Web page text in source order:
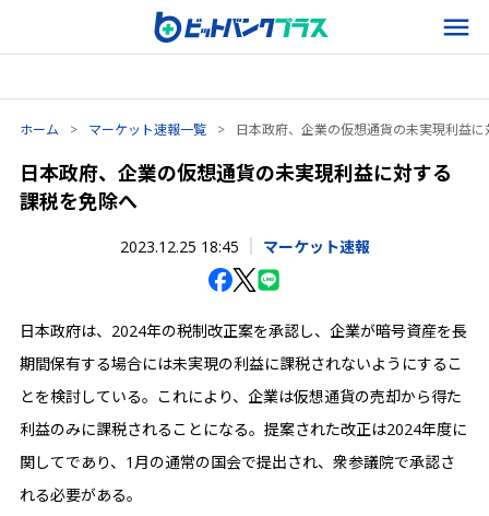
ホーム > マーケット速報一覧 > 日本政府、企業の仮想通貨の未実現利益
日本政府、企業の仮想通貨の未実現利益に対する
課税を免除へ
2023.12.25 18:45 マーケット速報
日本政府は、2024年の税制改正案を承認し、企業が暗号資産を長
期間保有する場合には未実現の利益に課税されないようにするこ
とを検討している。これにより、企業は仮想通貨の売却から得た
利益のみに課税されることになる。提案された改正は2024年度に
関してであり、1月の通常の国会で提出され、衆参議院で承認さ
れる必要がある。